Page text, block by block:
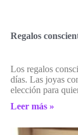
Regalos
Los regalos
días. Las joyas
elección para
Leer más »